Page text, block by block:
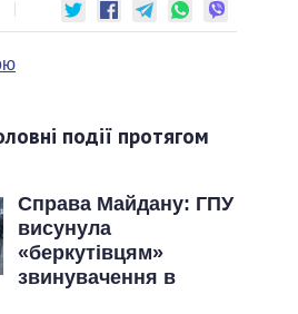
події протягом
Справа Майдану: ГПУ
висунула
«беркутівцям»
звинувачення в